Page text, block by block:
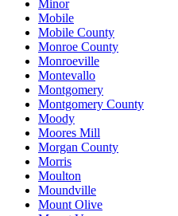
Minor
Mobile
Mobile County
Monroe County
Monroeville
Montevallo
Montgomery
Montgomery County
Moody
Moores Mill
Morgan County
Morris
Moulton
Moundville
Mount Olive